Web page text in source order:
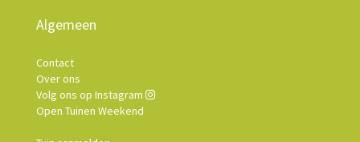
Algemeen
Contact
Over ons
Volg ons op Instagram
Open Tuinen Weekend